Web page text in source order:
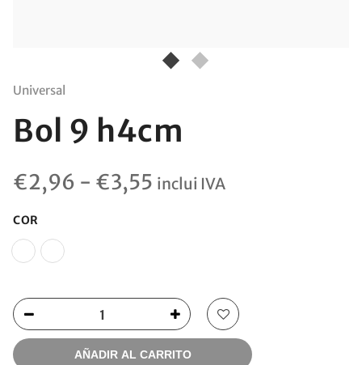
Universal
Bol 9 h4cm
€2,96 - €3,55 Rango
inclui IVA
COR
AÑADIR AL CARRITO